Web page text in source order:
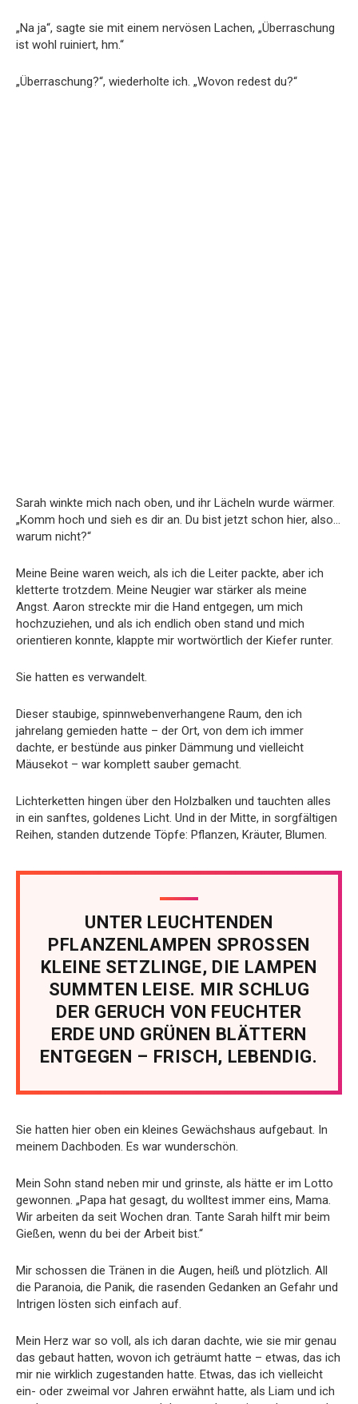
„Na ja“, sagte sie mit einem nervösen Lachen, „Überraschung
ist wohl ruiniert, hm.“
„Überraschung?“, wiederholte ich. „Wovon redest du?“
Sarah winkte mich nach oben, und ihr Lächeln wurde wärmer.
„Komm hoch und sieh es dir an. Du bist jetzt schon hier, also…
warum nicht?“
Meine Beine waren weich, als ich die Leiter packte, aber ich
kletterte trotzdem. Meine Neugier war stärker als meine
Angst. Aaron streckte mir die Hand entgegen, um mich
hochzuziehen, und als ich endlich oben stand und mich
orientieren konnte, klappte mir wortwörtlich der Kiefer runter.
Sie hatten es verwandelt.
Dieser staubige, spinnwebenverhangene Raum, den ich
jahrelang gemieden hatte – der Ort, von dem ich immer
dachte, er bestünde aus pinker Dämmung und vielleicht
Mäusekot – war komplett sauber gemacht.
Lichterketten hingen über den Holzbalken und tauchten alles
in ein sanftes, goldenes Licht. Und in der Mitte, in sorgfältigen
Reihen, standen dutzende Töpfe: Pflanzen, Kräuter, Blumen.
UNTER LEUCHTENDEN
PFLANZENLAMPEN SPROSSEN
KLEINE SETZLINGE, DIE LAMPEN
SUMMTEN LEISE. MIR SCHLUG
DER GERUCH VON FEUCHTER
ERDE UND GRÜNEN BLÄTTERN
ENTGEGEN – FRISCH, LEBENDIG.
Sie hatten hier oben ein kleines Gewächshaus aufgebaut. In
meinem Dachboden. Es war wunderschön.
Mein Sohn stand neben mir und grinste, als hätte er im Lotto
gewonnen. „Papa hat gesagt, du wolltest immer eins, Mama.
Wir arbeiten da seit Wochen dran. Tante Sarah hilft mir beim
Gießen, wenn du bei der Arbeit bist.“
Mir schossen die Tränen in die Augen, heiß und plötzlich. All
die Paranoia, die Panik, die rasenden Gedanken an Gefahr und
Intrigen lösten sich einfach auf.
Mein Herz war so voll, als ich daran dachte, wie sie mir genau
das gebaut hatten, wovon ich geträumt hatte – etwas, das ich
mir nie wirklich zugestanden hatte. Etwas, das ich vielleicht
ein- oder zweimal vor Jahren erwähnt hatte, als Liam und ich